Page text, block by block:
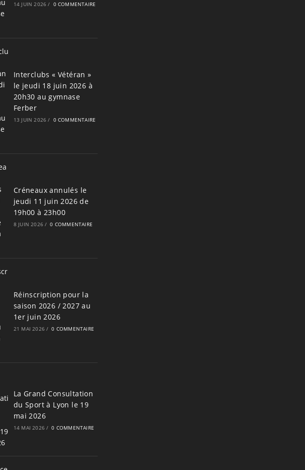
14 JUIN 2026 / 0 COMMENTAIRE
Interclubs « Vétéran »
le jeudi 18 juin 2026 à
20h30 au gymnase
Ferber
13 JUIN 2026 / 0 COMMENTAIRE
Créneaux annulés le
jeudi 11 juin 2026 de
19h00 à 23h00
8 JUIN 2026 / 0 COMMENTAIRE
Réinscription pour la
saison 2026 / 2027 au
1er juin 2026
21 MAI 2026 / 0 COMMENTAIRE
La Grand Consultation
du Sport à Lyon le 19
mai 2026
14 MAI 2026 / 0 COMMENTAIRE